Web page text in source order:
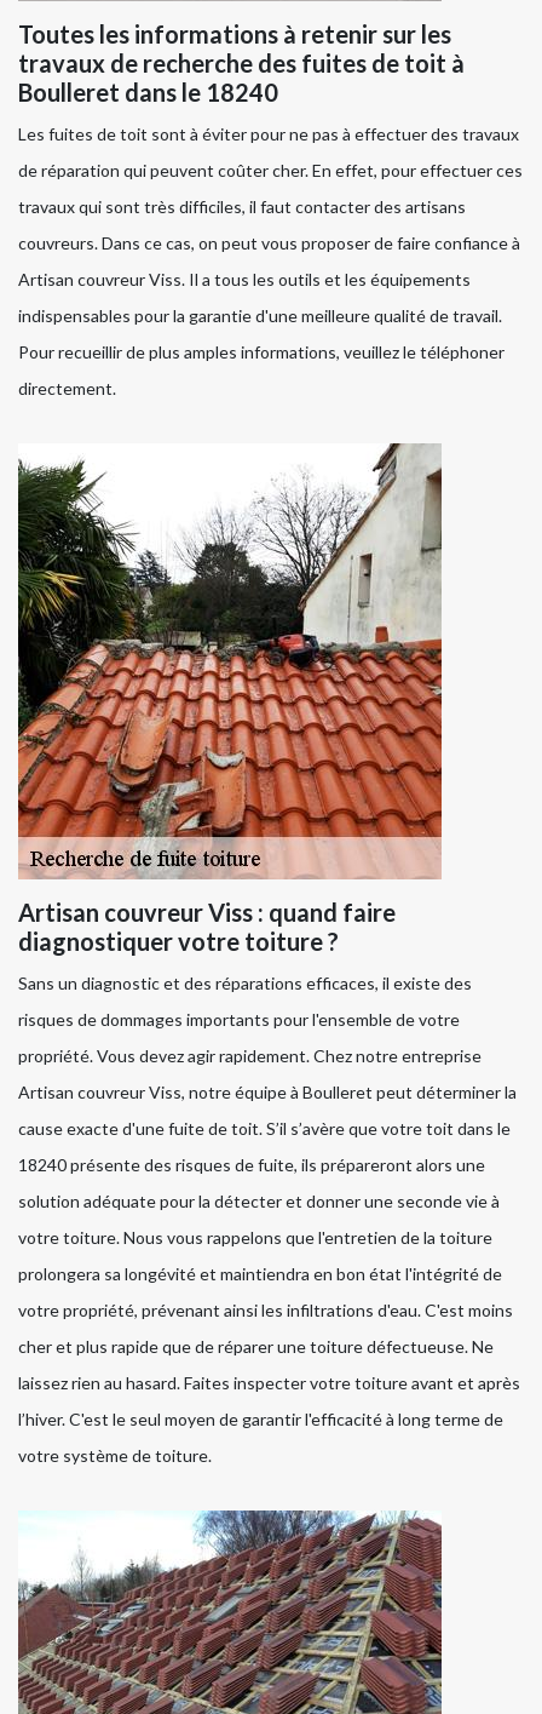
Toutes les informations à retenir sur les
travaux de recherche des fuites de toit à
Boulleret dans le 18240
Les fuites de toit sont à éviter pour ne pas à effectuer des travaux
de réparation qui peuvent coûter cher. En effet, pour effectuer ces
travaux qui sont très difficiles, il faut contacter des artisans
couvreurs. Dans ce cas, on peut vous proposer de faire confiance à
Artisan couvreur Viss. Il a tous les outils et les équipements
indispensables pour la garantie d'une meilleure qualité de travail.
Pour recueillir de plus amples informations, veuillez le téléphoner
directement.
Artisan couvreur Viss : quand faire
diagnostiquer votre toiture ?
Sans un diagnostic et des réparations efficaces, il existe des
risques de dommages importants pour l'ensemble de votre
propriété. Vous devez agir rapidement. Chez notre entreprise
Artisan couvreur Viss, notre équipe à Boulleret peut déterminer la
cause exacte d'une fuite de toit. S’il s’avère que votre toit dans le
18240 présente des risques de fuite, ils prépareront alors une
solution adéquate pour la détecter et donner une seconde vie à
votre toiture. Nous vous rappelons que l'entretien de la toiture
prolongera sa longévité et maintiendra en bon état l'intégrité de
votre propriété, prévenant ainsi les infiltrations d'eau. C'est moins
cher et plus rapide que de réparer une toiture défectueuse. Ne
laissez rien au hasard. Faites inspecter votre toiture avant et après
l’hiver. C'est le seul moyen de garantir l'efficacité à long terme de
votre système de toiture.